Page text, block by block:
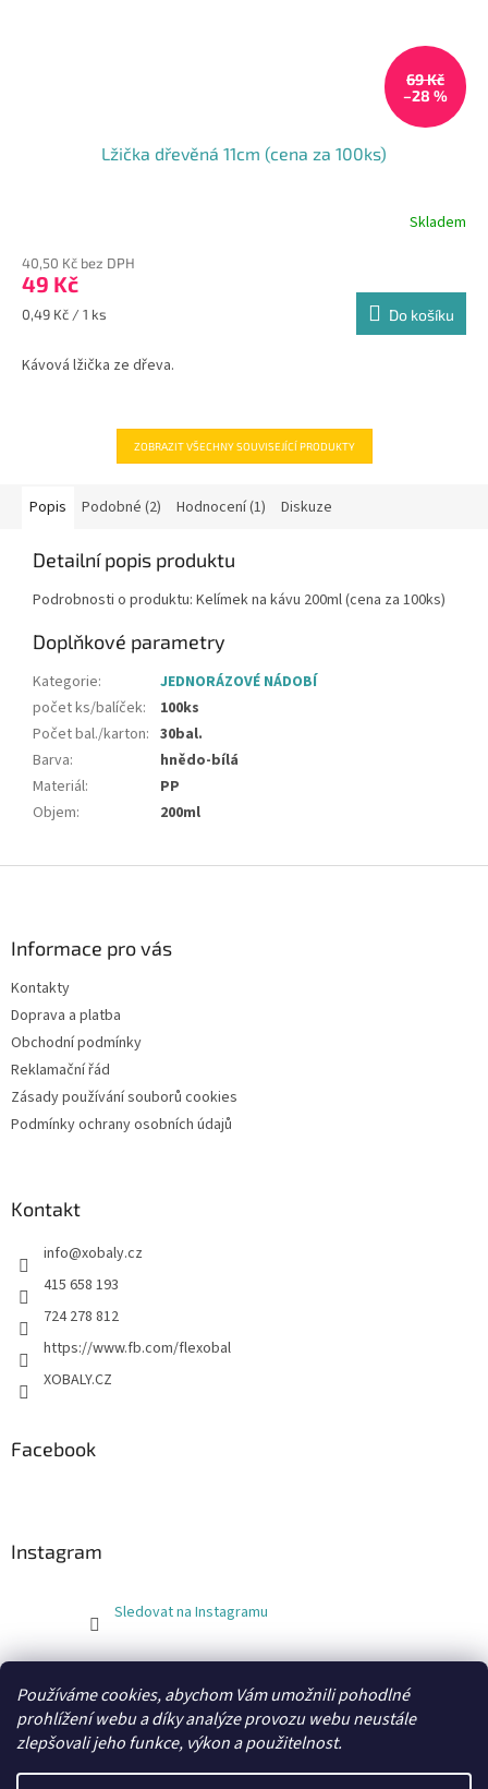
Používáme cookies, abychom Vám umožnili pohodlné
prohlížení webu a díky analýze provozu webu neustále
zlepšovali jeho funkce, výkon a použitelnost.
69 Kč
–28 %
Lžička dřevěná 11cm (cena za 100ks)
produktu
je
5,0
hvězdiček.
Skladem
40,50 Kč bez DPH
49 Kč
Měrná
0,49 Kč / 1 ks Do košíku
Kávová lžička ze dřeva.
ZOBRAZIT VŠECHNY SOUVISEJÍCÍ PRODUKTY
Popis Podobné (2) Hodnocení (1) Diskuze
Detailní popis produktu
Podrobnosti o produktu: Kelímek na kávu 200ml (cena za 100ks)
Doplňkové parametry
Kategorie:
JEDNORÁZOVÉ NÁDOBÍ
počet ks/balíček:
100ks
Počet bal./karton: 30bal.
Barva:
hnědo-bílá
Materiál:
PP
Objem: 200ml
Informace pro vás
Kontakty
Doprava a platba
Obchodní podmínky
Reklamační řád
Zásady používání souborů cookies
Podmínky ochrany osobních údajů
Kontakt
info@xobaly.cz
415 658 193
724 278 812
https://www.fb.com/flexobal
XOBALY.CZ
Facebook
Instagram
Sledovat na Instagramu